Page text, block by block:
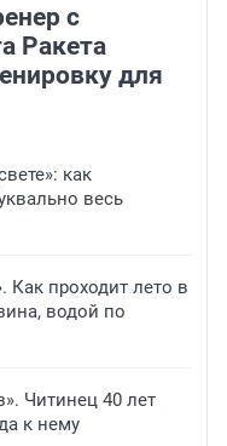
с
Ракета
для
как
весь
Как проходит лето в
водой по
Читинец 40 лет
к нему